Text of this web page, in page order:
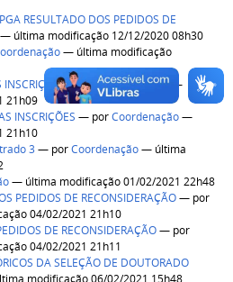
RESULTADO DOS PEDIDOS DE
— última modificação 12/12/2020 08h30
— última modificação
—porCoordenação —
21h09
INSCRIÇÕES — porCoordenação—
21h10
3 — porCoordenação— última
— última modificação 01/02/2021 22h48
PEDIDOS DE RECONSIDERAÇÃO— por
04/02/2021 21h10
DE RECONSIDERAÇÃO— por
04/02/2021 21h11
DA SELEÇÃO DE DOUTORADO